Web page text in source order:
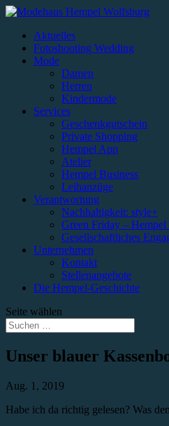
Aktuelles
Fotoshooting Wedding
Mode
Damen
Herren
Kindermode
Services
Geschenkgutschein
Private Shopping
Hempel App
Atelier
Hempel Business
Leihanzüge
Verantwortung
Nachhaltigkeit: style+
Green Friday – Hempel
Gesellschaftliches
Unternehmen
Kontakt
Stellenangebote
Die Hempel-Geschichte
Seite wählen
Unser blauer
Aug. 1, 2019
Habe ich da richtig gelesen? Was